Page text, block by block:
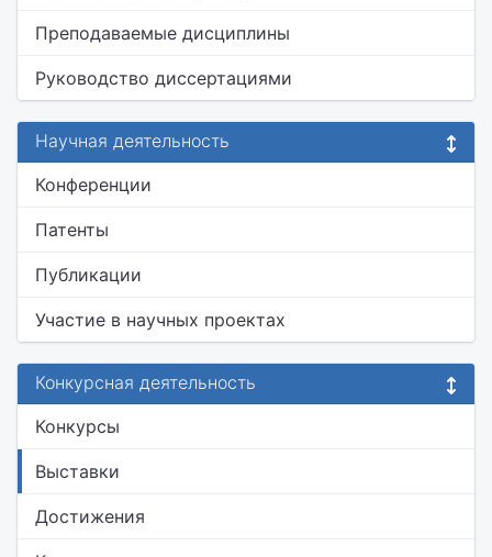
Преподаваемые дисциплины
Руководство диссертациями
Научная деятельность
Конференции
Патенты
Публикации
Участие в научных проектах
Конкурсная деятельность
Конкурсы
Выставки
Достижения